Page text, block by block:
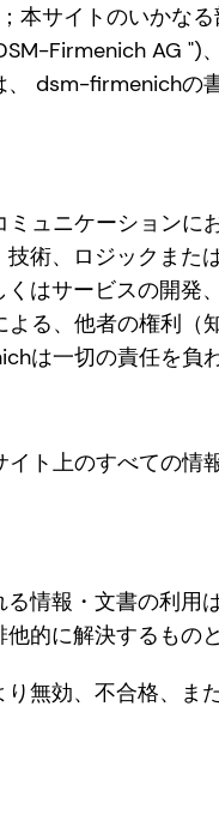
本サイトのいかな
Firmenich AG ")
、 dsm-firmenichの
ュニケーション
術、ロジックま
はサービスの開
る、他者の権利
は一切の責任を負
ト上のすべての情
情報・文書の利
的に解決するものと
無効、不合格、